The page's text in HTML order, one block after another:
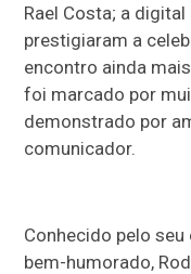
Rael Costa; a
prestigiaram a
encontro ainda
foi marcado por
demonstrado por
comunicador.
Conhecido pelo
bem-humorado,